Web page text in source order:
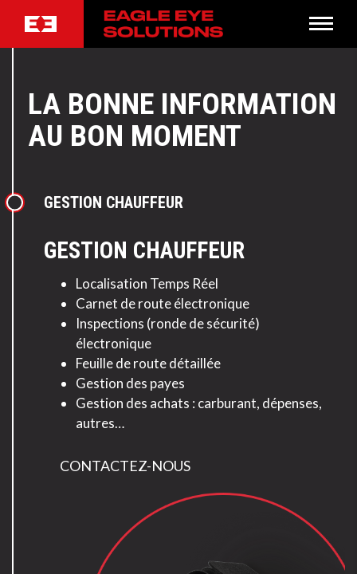
LA BONNE INFORMATION
AU BON MOMENT
GESTION CHAUFFEUR
GESTION CHAUFFEUR
Localisation Temps Réel
Carnet de route électronique
Inspections (ronde de sécurité)
électronique
Feuille de route détaillée
Gestion des payes
Gestion des achats : carburant, dépenses,
autres…
CONTACTEZ-NOUS